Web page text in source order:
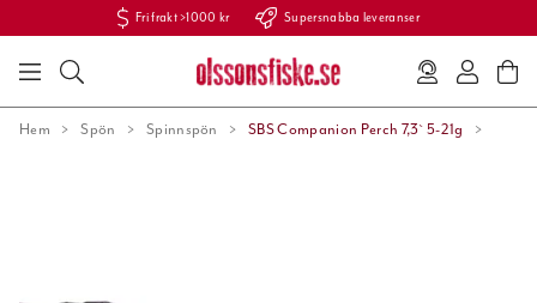
Fri frakt >1000 kr Supersnabba leveranser
Hem Spön Spinnspön SBS Companion Perch 7,3` 5-21g